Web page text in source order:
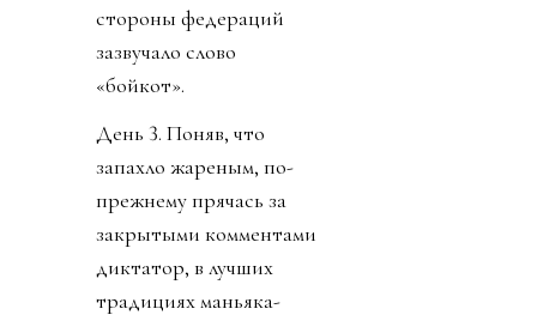
стороны федераций
зазвучало слово
«бойкот».
День 3. Поняв, что
запахло жареным, по-
прежнему прячась за
закрытыми комментами
диктатор, в лучших
традициях маньяка-